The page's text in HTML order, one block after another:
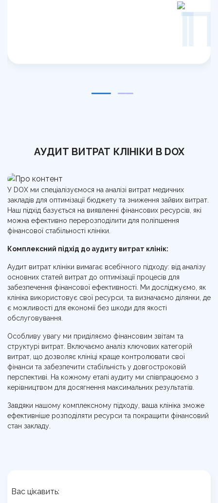
1
АУДИТ ВИТРАТ КЛІНІКИ В DOX
У DOX ми спеціалізуємося на аналізі витрат медичних
закладів для оптимізації бюджету та зниження зайвих витрат.
Наш підхід базується на виявленні фінансових ресурсів, які
можна ефективно перерозподілити для поліпшення
фінансової стабільності клініки.
Комплексний підхід до аудиту витрат клінік:
Аудит витрат клініки вимагає всебічного підходу: від аналізу
основних статей витрат до оптимізації процесів для
забезпечення фінансової ефективності. Ми досліджуємо, як
клініка використовує свої ресурси, та визначаємо ділянки, де
є можливості для економії без шкоди для якості
обслуговування.
Особливу увагу ми приділяємо фінансовим звітам та
структурі витрат. Включаємо аналіз ключових категорій
витрат, що дозволяє клініці краще контролювати свої
фінанси та забезпечити стабільність у довгостроковій
перспективі. На кожному етапі аудиту ми співпрацюємо з
керівництвом для досягнення максимальних результатів.
Завдяки нашому комплексному підходу, ваша клініка зможе
ефективніше розподіляти ресурси та покращити фінансовий
стан закладу.
Вас цікавить: